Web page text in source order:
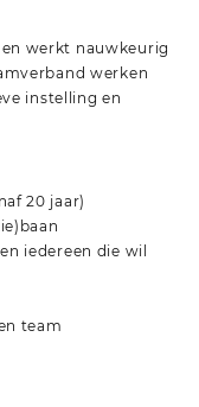
werkt nauwkeurig
werken
instelling en
20 jaar)
iedereen die wil
team